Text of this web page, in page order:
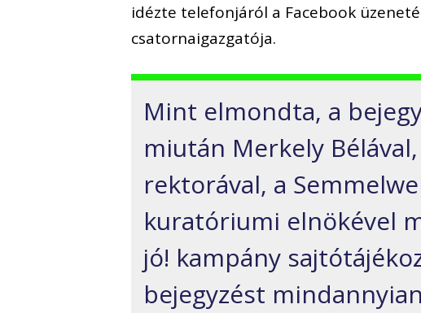
idézte telefonjáról a Facebook
csatornaigazgatója.
Mint elmondta, a
miután Merkely
rektorával, a
kuratóriumi elnökével
jó! kampány
bejegyzést